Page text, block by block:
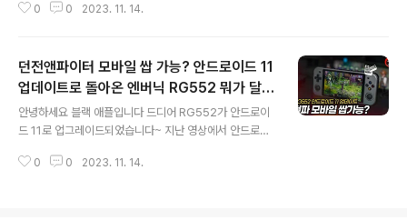
오늘은 간단하게 살펴보고 다음에 조금 더 자세한 영상을
D를 탑재한 녀석이라 저 역시도 상당히 기대가 큽니다 이
번에는 엔어 닉에서 직접 지원을 받았습니다 제품을 보내
주신 엔버닉에 감사를 드립니다 슬라이드 RG503 구매하
신 분들 상당히 많을 텐데 이 영상이 도움이 되셨으면 좋겠
트했습니다 빌드 넘버 V29 2022/04/26자인데 아마 여
0 0 2023. 11. 14.
던전앤파이터 모바일 쌉 가능? 안드로이드 11
업데이트로 돌아온 엔버닉 RG552 뭐가 달라
졌을까?
안녕하세요 블랙 애플입니다 드디어 RG552가 안드로이
드 11로 업그레이드되었습니다~ 지난 영상에서 안드로이
말씀드렸는데 드디어 업데이트가 되었습니다 게임 플레이
0 0 2023. 11. 14.